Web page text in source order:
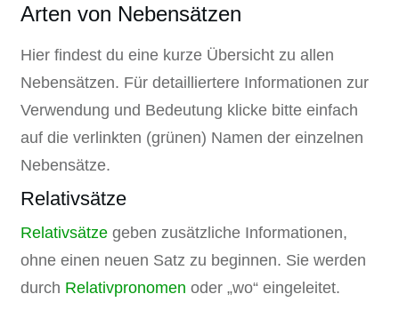
Arten von Nebensätzen
Hier findest du eine kurze Übersicht zu allen
Nebensätzen. Für detailliertere Informationen zur
Verwendung und Bedeutung klicke bitte einfach
auf die verlinkten (grünen) Namen der einzelnen
Nebensätze.
Relativsätze
Relativsätze geben zusätzliche Informationen,
ohne einen neuen Satz zu beginnen. Sie werden
durch Relativpronomen oder „wo“ eingeleitet.